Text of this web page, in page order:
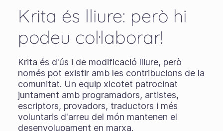
Krita és lliure: però hi
podeu col·laborar!
Krita és d'ús i de modificació lliure, però
només pot existir amb les contribucions de la
comunitat. Un equip xicotet patrocinat
juntament amb programadors, artistes,
escriptors, provadors, traductors i més
voluntaris d'arreu del món mantenen el
desenvolupament en marxa.